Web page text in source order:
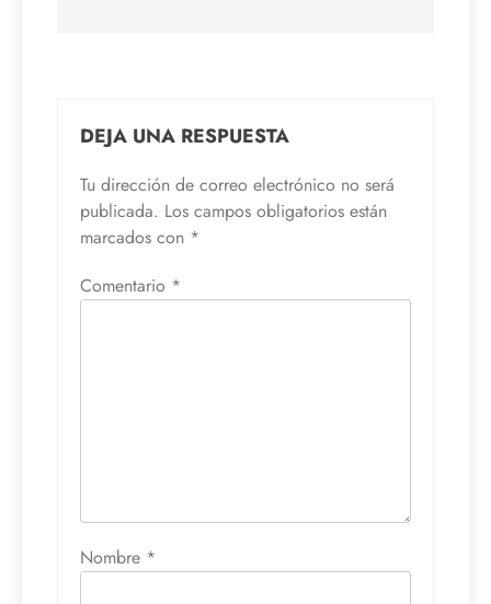
DEJA UNA RESPUESTA
Tu dirección de correo electrónico no será
publicada. Los campos obligatorios están
marcados con *
Comentario *
Nombre *